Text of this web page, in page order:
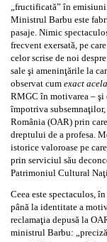
„fructificată” în
Ministrul Barbu este
pasaje. Nimic
frecvent exersată, pe
celor scrise de noi
sale şi ameninţările la
observat cum exact
RMGC în motivarea – şi
împotriva
România (OAR) prin
dreptului de a profesa.
istorice valoroase pe
prin serviciul său
Patrimoniul Cultural
Ceea este spectaculos,
până la identitate a
reclamaţia depusă la
ministrul Barbu: